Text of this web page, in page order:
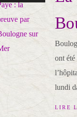
ont
lundi
LIRE